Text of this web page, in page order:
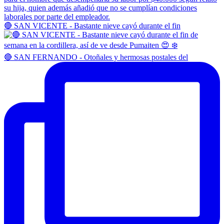
🔴 SAN VICENTE - Bastante nieve cayó durante el fin
🔴 SAN FERNANDO - Otoñales y hermosas postales del